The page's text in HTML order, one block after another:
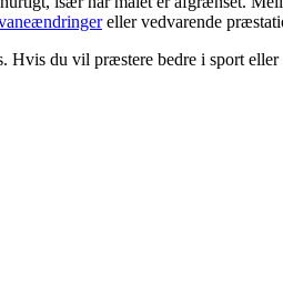
eller vedvarende
Hvis du vil præstere bedre i sport